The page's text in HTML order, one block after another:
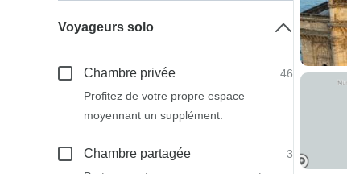
Voyageurs solo
Chambre privée
46
Profitez de votre propre espace
moyennant un supplément.
Chambre partagée
3